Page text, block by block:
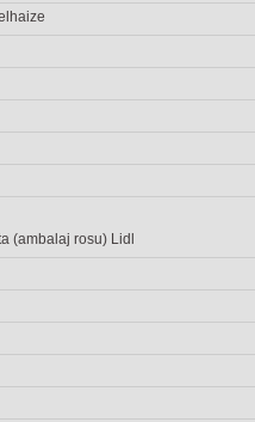
(ambalaj rosu) Lidl